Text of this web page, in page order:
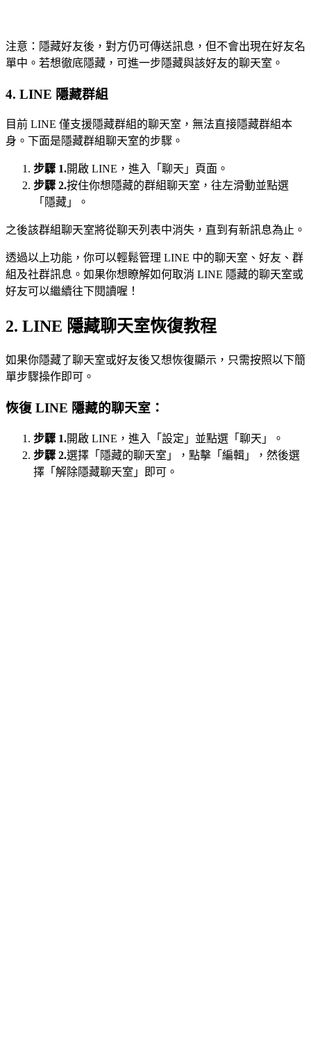
注意：隱藏好友後，對方仍可傳送訊息，但不會出現在好友名
單中。若想徹底隱藏，可進一步隱藏與該好友的聊天室。
4. LINE 隱藏群組
目前 LINE 僅支援隱藏群組的聊天室，無法直接隱藏群組本
身。下面是隱藏群組聊天室的步驟。
步驟 1.開啟 LINE，進入「聊天」頁面。
步驟 2.按住你想隱藏的群組聊天室，往左滑動並點選
「隱藏」。
之後該群組聊天室將從聊天列表中消失，直到有新訊息為止。
透過以上功能，你可以輕鬆管理 LINE 中的聊天室、好友、群
組及社群訊息。如果你想瞭解如何取消 LINE 隱藏的聊天室或
好友可以繼續往下閱讀喔！
2. LINE 隱藏聊天室恢復教程
如果你隱藏了聊天室或好友後又想恢復顯示，只需按照以下簡
單步驟操作即可。
恢復 LINE 隱藏的聊天室：
步驟 1.開啟 LINE，進入「設定」並點選「聊天」。
步驟 2.選擇「隱藏的聊天室」，點擊「編輯」，然後選
擇「解除隱藏聊天室」即可。